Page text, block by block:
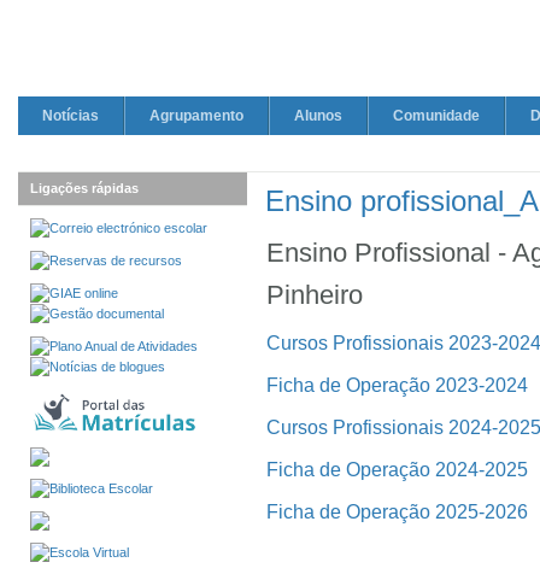
Notícias Agrupamento Alunos Comunidade
Ensino
Ensino Profissional -
Pinheiro
Cursos Profissionais 2023-2024
Ficha de Operação 2023-2024
Cursos Profissionais 2024-2025
Ficha de Operação 2024-2025
Ficha de Operação 2025-2026
Ligações rápidas